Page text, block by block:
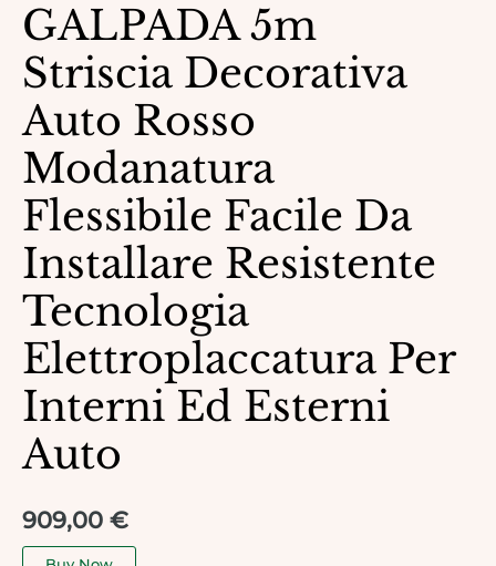
GALPADA 5m
Striscia Decorativa
Auto Rosso
Modanatura
Flessibile Facile Da
Installare Resistente
Tecnologia
Elettroplaccatura Per
Interni Ed Esterni
Auto
909,00 €